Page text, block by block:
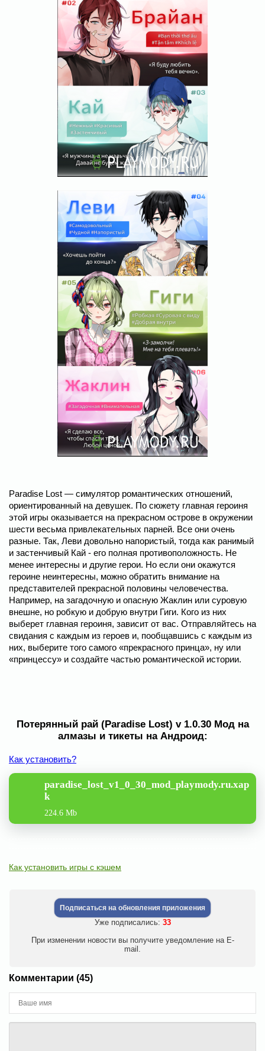
Paradise Lost — симулятор романтических отношений,
ориентированный на девушек. По сюжету главная героиня
этой игры оказывается на прекрасном острове в окружении
шести весьма привлекательных парней. Все они очень
разные. Так, Леви довольно напористый, тогда как ранимый
и застенчивый Кай - его полная противоположность. Не
менее интересны и другие герои. Но если они окажутся
героине неинтересны, можно обратить внимание на
представителей прекрасной половины человечества.
Например, на загадочную и опасную Жаклин или суровую
внешне, но робкую и добрую внутри Гиги. Кого из них
выберет главная героиня, зависит от вас. Отправляйтесь на
свидания с каждым из героев и, пообщавшись с каждым из
них, выберите того самого «прекрасного принца», ну или
«принцессу» и создайте частью романтической истории.
Потерянный рай (Paradise Lost) v 1.0.30 Мод на
алмазы и тикеты на Андроид:
Как установить?
paradise_lost_v1_0_30_mod_playmody.ru.xap
k
224.6 Mb
Как установить игры с кэшем
Подписаться на обновления приложения
Уже подписались: 33
При изменении новости вы получите уведомление на E-
mail.
Комментарии (45)